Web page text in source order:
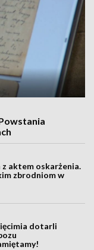
aktem oskarżenia.
zbrodniom w
dotarli